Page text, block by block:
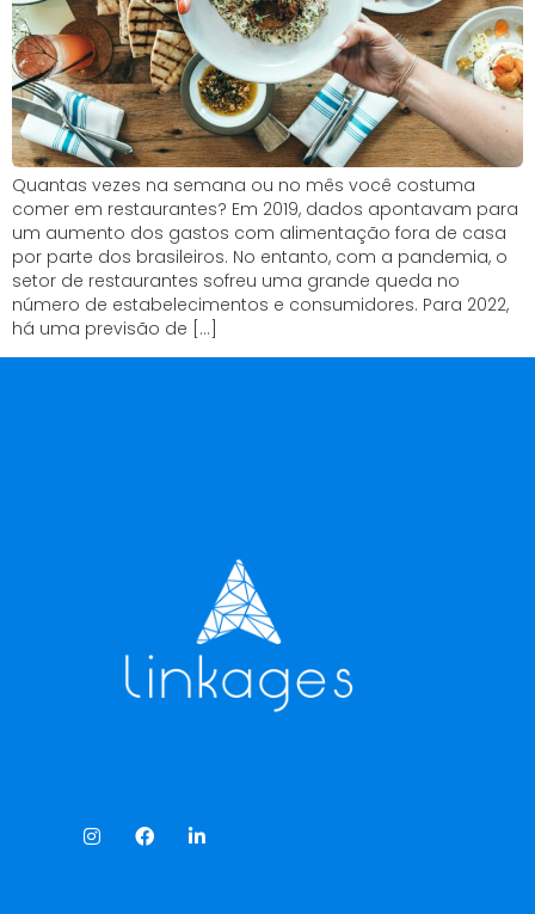
Quantas vezes na semana ou no mês você costuma
comer em restaurantes? Em 2019, dados apontavam para
um aumento dos gastos com alimentação fora de casa
por parte dos brasileiros. No entanto, com a pandemia, o
setor de restaurantes sofreu uma grande queda no
número de estabelecimentos e consumidores. Para 2022,
há uma previsão de […]